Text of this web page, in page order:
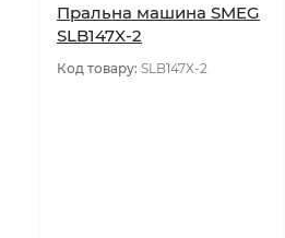
Пральна машина SMEG
SLB147X-2
Код товару: SLB147X-2